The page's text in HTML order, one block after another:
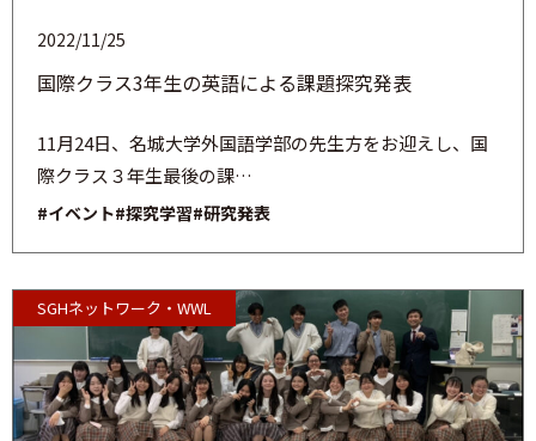
国際クラス3年生の英語による課題探究発表
2022/11/25
11月24日、名城大学外国語学部の先生方をお迎えし、国
際クラス３年生最後の課…
#イベント#探究学習#研究発表
SGHネットワーク・WWL